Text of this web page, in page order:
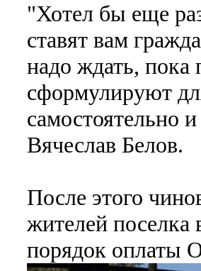
"Хотел бы еще
ставят вам
надо ждать, пока
сформулируют
самостоятельно
Вячеслав Белов.
После этого
жителей
порядок оплаты